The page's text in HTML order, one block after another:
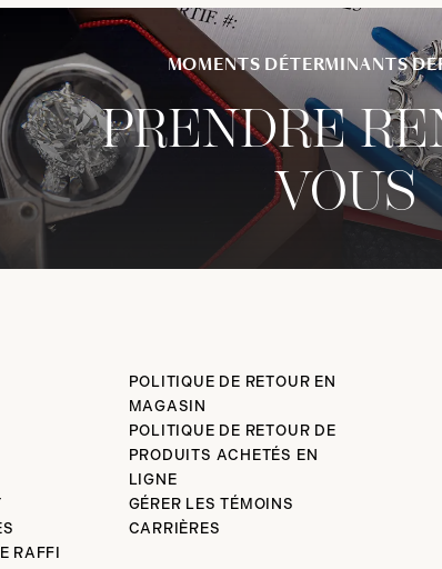
MOMENTS DÉTERMINANTS
PRENDRE
VOUS
RAFFI
POLITIQUE DE RETOUR EN
MAGASIN
POLITIQUE DE RETOUR DE
PRODUITS ACHETÉS EN
LIGNE
GÉRER LES TÉMOINS
CARRIÈRES